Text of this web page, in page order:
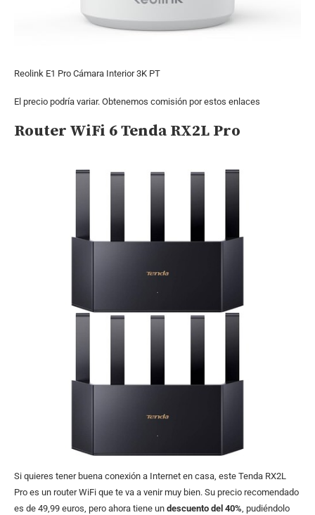
Reolink E1 Pro Cámara Interior 3K PT
El precio podría variar. Obtenemos comisión por estos enlaces
Router WiFi 6 Tenda RX2L Pro
Si quieres tener buena conexión a Internet en casa, este Tenda RX2L
Pro es un router WiFi que te va a venir muy bien. Su precio recomendado
es de 49,99 euros, pero ahora tiene un descuento del 40%, pudiéndolo